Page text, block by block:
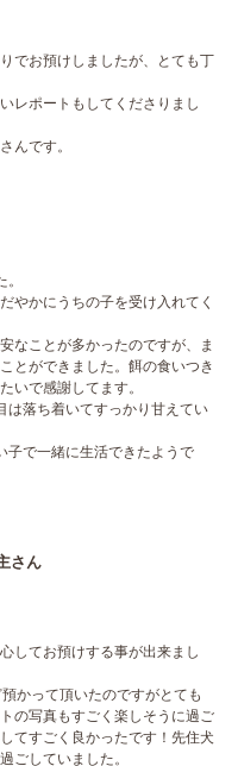
でお預けしましたが、とても丁
レポートもしてくださりまし
んです。
やかにうちの子を受け入れてく
なことが多かったのですが、ま
とができました。餌の食いつき
いで感謝してます。
は落ち着いてすっかり甘えてい
子で一緒に生活できたようで
さん
してお預けする事が出来まし
かって頂いたのですがとても
の写真もすごく楽しそうに過ご
てすごく良かったです！先住犬
ごしていました。